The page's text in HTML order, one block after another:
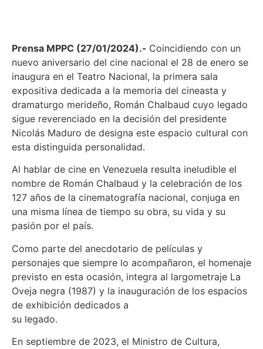
Prensa MPPC (27/01/2024).- Coincidiendo con un
nuevo aniversario del cine nacional el 28 de enero se
inaugura en el Teatro Nacional, la primera sala
expositiva dedicada a la memoria del cineasta y
dramaturgo merideño, Román Chalbaud cuyo legado
sigue reverenciado en la decisión del presidente
Nicolás Maduro de designa este espacio cultural con
esta distinguida personalidad.
Al hablar de cine en Venezuela resulta ineludible el
nombre de Román Chalbaud y la celebración de los
127 años de la cinematografía nacional, conjuga en
una misma línea de tiempo su obra, su vida y su
pasión por el país.
Como parte del anecdotario de películas y
personajes que siempre lo acompañaron, el homenaje
previsto en esta ocasión, integra al largometraje La
Oveja negra (1987) y la inauguración de los espacios
de exhibición dedicados a
su legado.
En septiembre de 2023, el Ministro de Cultura,